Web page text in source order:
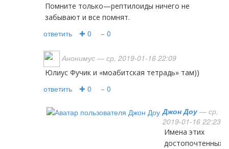
Помните только—рептилоиды ничего не
забывают и все помнят.
ответить ✚ 0 − 0
Анонимус — ср, 2019-01-16 22:09
Юлиус Фучик и «моабитская тетрадь» там))
ответить ✚ 0 − 0
Джон Доу — ср,
2019-01-16 22:23
имена этих
достопочтенных